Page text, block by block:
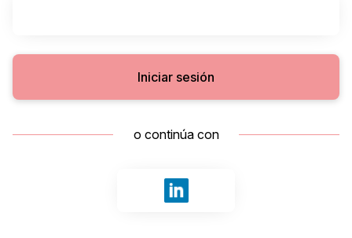
Iniciar sesión
o continúa con
Iniciar sesión con LinkedIn